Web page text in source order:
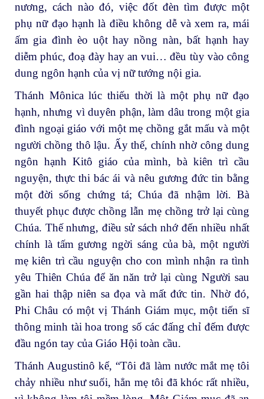
nương, cách nào đó, việc đốt đèn tìm được một
phụ nữ đạo hạnh là điều không dễ và xem ra, mái
ấm gia đình èo uột hay nồng nàn, bất hạnh hay
diễm phúc, đoạ đày hay an vui… đều tùy vào công
dung ngôn hạnh của vị nữ tướng nội gia.
Thánh Mônica lúc thiếu thời là một phụ nữ đạo
hạnh, nhưng vì duyên phận, làm dâu trong một gia
đình ngoại giáo với một mẹ chồng gắt mấu và một
người chồng thô lậu. Ấy thế, chính nhờ công dung
ngôn hạnh Kitô giáo của mình, bà kiên trì cầu
nguyện, thực thi bác ái và nêu gương đức tin bằng
một đời sống chứng tá; Chúa đã nhậm lời. Bà
thuyết phục được chồng lẫn mẹ chồng trở lại cùng
Chúa. Thế nhưng, điều sử sách nhớ đến nhiều nhất
chính là tấm gương ngời sáng của bà, một người
mẹ kiên trì cầu nguyện cho con mình nhận ra tình
yêu Thiên Chúa để ăn năn trở lại cùng Người sau
gần hai thập niên sa đọa và mất đức tin. Nhờ đó,
Phi Châu có một vị Thánh Giám mục, một tiến sĩ
thông minh tài hoa trong số các đấng chỉ đếm được
đầu ngón tay của Giáo Hội toàn cầu.
Thánh Augustinô kể, “Tôi đã làm nước mắt mẹ tôi
chảy nhiều như suối, hẳn mẹ tôi đã khóc rất nhiều,